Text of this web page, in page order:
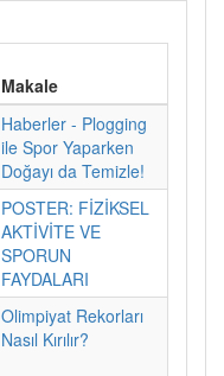
Makale
Haberler - Plogging
ile Spor Yaparken
Doğayı da Temizle!
POSTER: FİZİKSEL
AKTİVİTE VE
SPORUN
FAYDALARI
Olimpiyat Rekorları
Nasıl Kırılır?